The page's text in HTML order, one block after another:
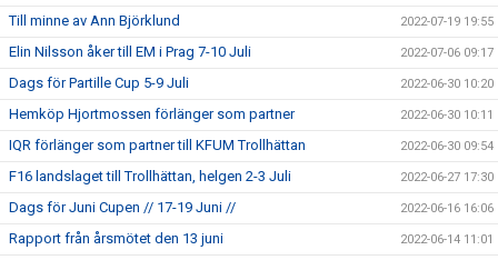
Till minne av Ann Björklund 2022-07-19 19:55
Elin Nilsson åker till EM i Prag 7-10 Juli 2022-07-06 09:17
Dags för Partille Cup 5-9 Juli 2022-06-30 10:20
Hemköp Hjortmossen förlänger som partner 2022-06-30 10:11
IQR förlänger som partner till KFUM Trollhättan 2022-06-30 09:54
F16 landslaget till Trollhättan, helgen 2-3 Juli 2022-06-27 17:30
Dags för Juni Cupen // 17-19 Juni // 2022-06-16 16:06
Rapport från årsmötet den 13 juni 2022-06-14 11:01